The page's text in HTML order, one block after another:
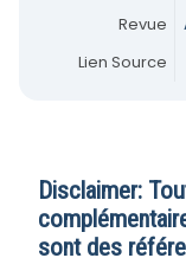
Revue
Lien Source
Disclaimer:
sont des